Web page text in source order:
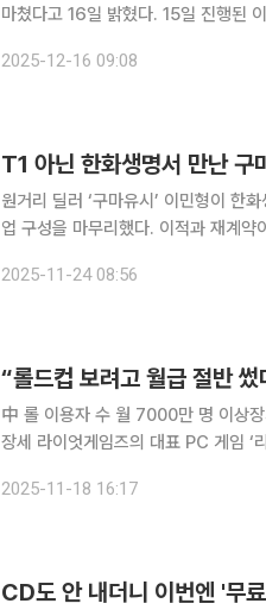
마쳤다고 16일 밝혔다. 15일 진행된 이번 팬미팅 행사는 SKT가 준비한 ‘SKT×T1 우승 기념 팬 감
십(월즈)’ 우승을 기념해 마련됐다. T
2025-12-16 09:08
T1 아닌 한화생명서 만난 구
원거리 딜러 ‘구마유시’ 이민형이 한
업 구성을 마무리했다. 이적과 재계약
통해 이민형의 영입을 발표했다. 팀
2025-11-24 08:56
“롤드컵 보려고 월급 절반
中 롤 이용자 수 월 7000만 명 이상
장세 라이엇게임즈의 대표 PC 게임 ‘리그 오브 레전드(LoL·롤)’가 출시한 지 15년이 지난 지금도 중
으로 출시했으며, 중국에는 2011년부
2025-11-18 16:17
CD도 안 내더니 이번엔 '무